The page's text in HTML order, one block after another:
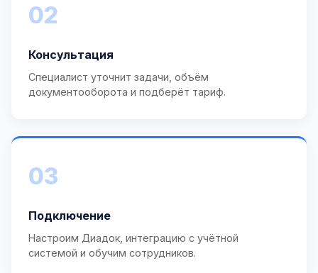
02
Консультация
Специалист уточнит задачи, объём
документооборота и подберёт тариф.
03
Подключение
Настроим Диадок, интеграцию с учётной
системой и обучим сотрудников.